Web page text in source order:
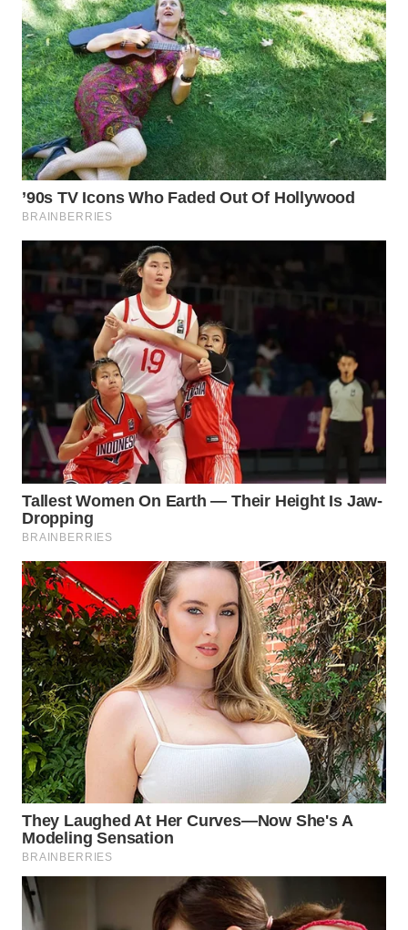
WN
KARO
WN
SIMALUNGUN
WN
LABUHANBATU
WN
TENGAH
WN DELI
SERDANG
TEBING
TINGGI
WN
PAKPAK
WN
KARAWANG
WN
BEKASI
WN
BOGOR
WN
DEPOK
WN
TAPANULI
UTARA
WN
SAMOSIR